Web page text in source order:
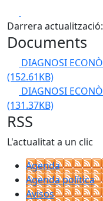
Darrera
Documents
DIAGNOSI
(152.61KB)
DIAGNOSI
(131.37KB)
RSS
L'actualitat a un clic
Agenda
Agenda política
Avisos